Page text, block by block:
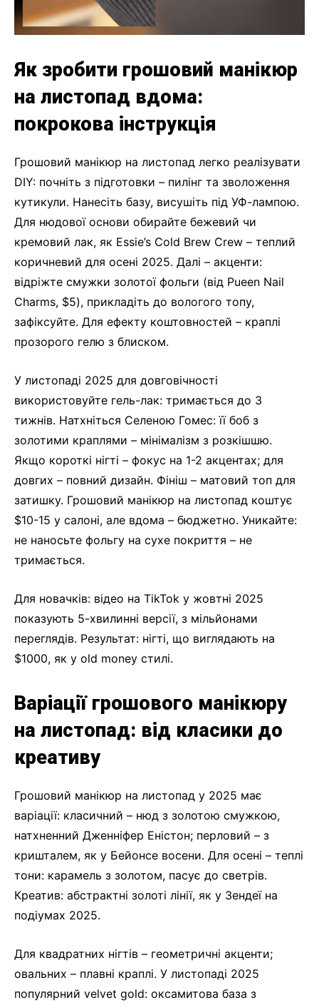
Як зробити грошовий манікюр
на листопад вдома:
покрокова інструкція
Грошовий манікюр на листопад легко реалізувати
DIY: почніть з підготовки – пилінг та зволоження
кутикули. Нанесіть базу, висушіть під УФ-лампою.
Для нюдової основи обирайте бежевий чи
кремовий лак, як Essie’s Cold Brew Crew – теплий
коричневий для осені 2025. Далі – акценти:
відріжте смужки золотої фольги (від Pueen Nail
Charms, $5), прикладіть до вологого топу,
зафіксуйте. Для ефекту коштовностей – краплі
прозорого гелю з блиском.
У листопаді 2025 для довговічності
використовуйте гель-лак: тримається до 3
тижнів. Натхніться Селеною Гомес: її боб з
золотими краплями – мінімалізм з розкішшю.
Якщо короткі нігті – фокус на 1-2 акцентах; для
довгих – повний дизайн. Фініш – матовий топ для
затишку. Грошовий манікюр на листопад коштує
$10-15 у салоні, але вдома – бюджетно. Уникайте:
не наносьте фольгу на сухе покриття – не
тримається.
Для новачків: відео на TikTok у жовтні 2025
показують 5-хвилинні версії, з мільйонами
переглядів. Результат: нігті, що виглядають на
$1000, як у old money стилі.
Варіації грошового манікюру
на листопад: від класики до
креативу
Грошовий манікюр на листопад у 2025 має
варіації: класичний – нюд з золотою смужкою,
натхненний Дженніфер Еністон; перловий – з
кришталем, як у Бейонсе восени. Для осені – теплі
тони: карамель з золотом, пасує до светрів.
Креатив: абстрактні золоті лінії, як у Зендеї на
подіумах 2025.
Для квадратних нігтів – геометричні акценти;
овальних – плавні краплі. У листопаді 2025
популярний velvet gold: оксамитова база з